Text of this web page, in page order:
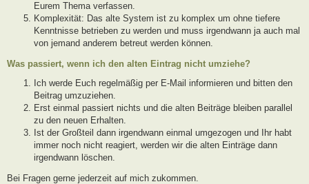
Eurem Thema verfassen.
Komplexität: Das alte System ist zu komplex um ohne tiefere
Kenntnisse betrieben zu werden und muss irgendwann ja auch mal
von jemand anderem betreut werden können.
Was passiert, wenn ich den alten Eintrag nicht umziehe?
Ich werde Euch regelmäßig per E-Mail informieren und bitten den
Beitrag umzuziehen.
Erst einmal passiert nichts und die alten Beiträge bleiben parallel
zu den neuen Erhalten.
Ist der Großteil dann irgendwann einmal umgezogen und Ihr habt
immer noch nicht reagiert, werden wir die alten Einträge dann
irgendwann löschen.
Bei Fragen gerne jederzeit auf mich zukommen.